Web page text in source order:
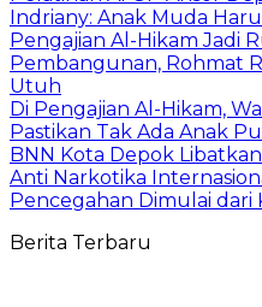
Indriany: Anak Muda
Pengajian Al-Hikam Jadi
Pembangunan, Rohmat
Utuh
Di Pengajian Al-Hikam,
Pastikan Tak Ada Anak
BNN Kota Depok
Anti Narkotika
Pencegahan Dimulai dari
Berita Terbaru